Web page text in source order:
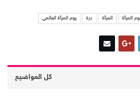
المرأة المرأة درة يوم المرأة العالمي
كل المواضيع